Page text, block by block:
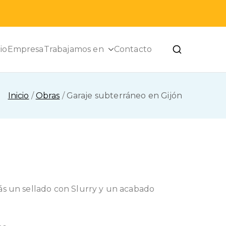
EmpresaTrabajamos en Contacto
Inicio Obras Garaje subterráneo en Gijón
un sellado con Slurry y un acabado